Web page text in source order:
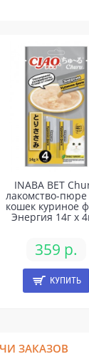
INABA ВЕТ
лакомство-пюре
кошек куриное
Энергия 14г х
359 р.
КУПИТЬ
ЗАКАЗОВ